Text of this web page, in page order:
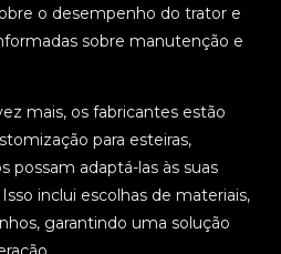
o desempenho do trator e
sobre manutenção e
mais, os fabricantes estão
para esteiras,
possam adaptá-las às suas
inclui escolhas de materiais,
garantindo uma solução